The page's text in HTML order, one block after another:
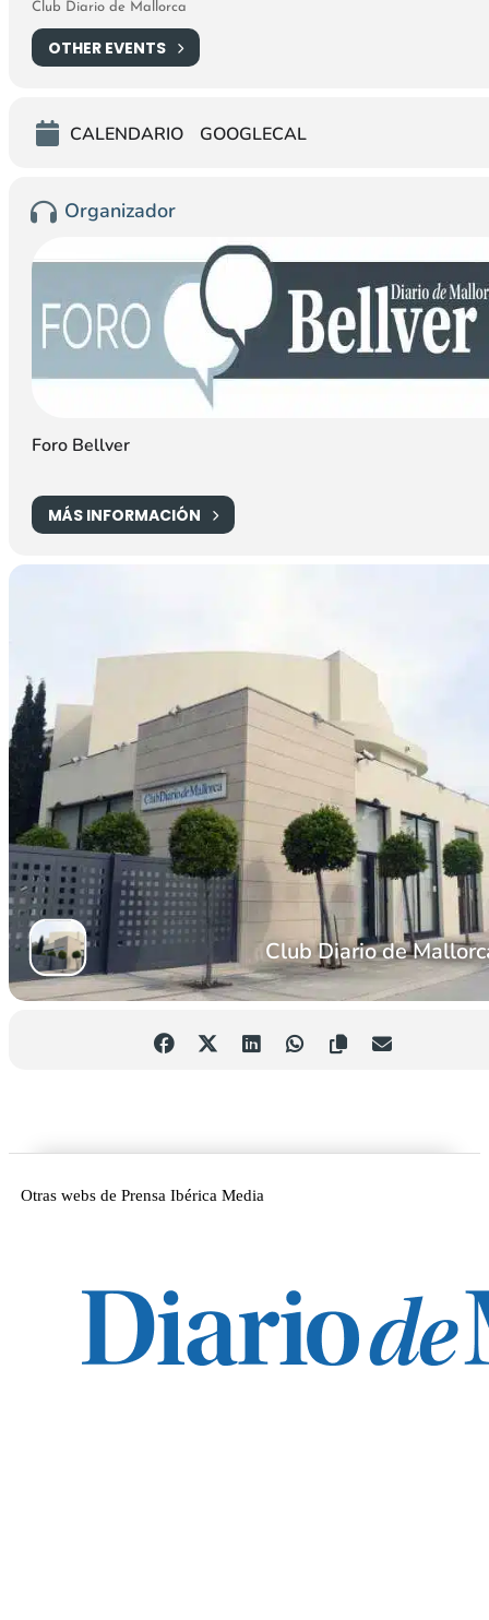
Club Diario de Mallorca
OTHER EVENTS
CALENDARIO GOOGLECAL
Organizador
Foro Bellver
MÁS INFORMACIÓN
Club Diario de
Otras webs de Prensa Ibérica Media